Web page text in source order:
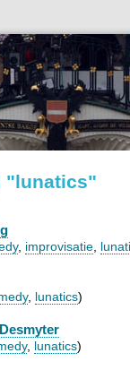
"lunatics"
, improvisatie
, lunatics)
, lunatics)